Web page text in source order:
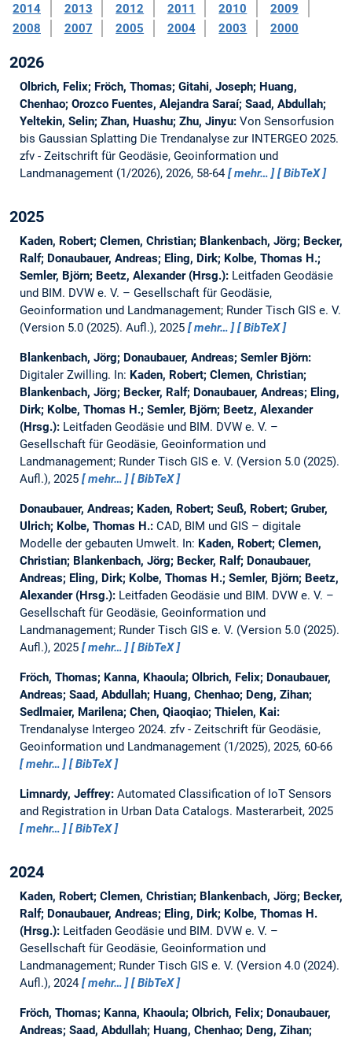
2014
2013 2012 2011 2010
2009
2008
2007 2005 2004 2003 2000
2026
Olbrich, Felix; Fröch, Thomas; Gitahi, Joseph; Huang,
Chenhao; Orozco Fuentes, Alejandra Saraí; Saad, Abdullah;
Yeltekin, Selin; Zhan, Huashu; Zhu, Jinyu: Von Sensorfusion
bis Gaussian Splatting Die Trendanalyse zur INTERGEO 2025.
zfv - Zeitschrift für Geodäsie, Geoinformation und
Landmanagement (1/2026), 2026, 58-64
mehr… BibTeX
2025
Kaden, Robert; Clemen, Christian; Blankenbach, Jörg; Becker,
Ralf; Donaubauer, Andreas; Eling, Dirk; Kolbe, Thomas H.;
Semler, Björn; Beetz, Alexander (Hrsg.): Leitfaden Geodäsie
und BIM. DVW e. V. – Gesellschaft für Geodäsie,
Geoinformation und Landmanagement; Runder Tisch GIS e. V.
(Version 5.0 (2025). Aufl.), 2025
mehr… BibTeX
Blankenbach, Jörg; Donaubauer, Andreas; Semler Björn:
Digitaler Zwilling. In: Kaden, Robert; Clemen, Christian;
Blankenbach, Jörg; Becker, Ralf; Donaubauer, Andreas; Eling,
Dirk; Kolbe, Thomas H.; Semler, Björn; Beetz, Alexander
(Hrsg.): Leitfaden Geodäsie und BIM. DVW e. V. –
Gesellschaft für Geodäsie, Geoinformation und
Landmanagement; Runder Tisch GIS e. V. (Version 5.0 (2025).
Aufl.), 2025
mehr… BibTeX
Donaubauer, Andreas; Kaden, Robert; Seuß, Robert; Gruber,
Ulrich; Kolbe, Thomas H.: CAD, BIM und GIS – digitale
Modelle der gebauten Umwelt. In: Kaden, Robert; Clemen,
Christian; Blankenbach, Jörg; Becker, Ralf; Donaubauer,
Andreas; Eling, Dirk; Kolbe, Thomas H.; Semler, Björn; Beetz,
Alexander (Hrsg.): Leitfaden Geodäsie und BIM. DVW e. V. –
Gesellschaft für Geodäsie, Geoinformation und
Landmanagement; Runder Tisch GIS e. V. (Version 5.0 (2025).
Aufl.), 2025
mehr… BibTeX
Fröch, Thomas; Kanna, Khaoula; Olbrich, Felix; Donaubauer,
Andreas; Saad, Abdullah; Huang, Chenhao; Deng, Zihan;
Sedlmaier, Marilena; Chen, Qiaoqiao; Thielen, Kai:
Trendanalyse Intergeo 2024. zfv - Zeitschrift für Geodäsie,
Geoinformation und Landmanagement (1/2025), 2025, 60-66
mehr…
BibTeX
Limnardy, Jeffrey: Automated Classification of IoT Sensors
and Registration in Urban Data Catalogs. Masterarbeit, 2025
mehr…
BibTeX
2024
Kaden, Robert; Clemen, Christian; Blankenbach, Jörg; Becker,
Ralf; Donaubauer, Andreas; Eling, Dirk; Kolbe, Thomas H.
(Hrsg.): Leitfaden Geodäsie und BIM. DVW e. V. –
Gesellschaft für Geodäsie, Geoinformation und
Landmanagement; Runder Tisch GIS e. V. (Version 4.0 (2024).
Aufl.), 2024
mehr… BibTeX
Fröch, Thomas; Kanna, Khaoula; Olbrich, Felix; Donaubauer,
Andreas; Saad, Abdullah; Huang, Chenhao; Deng, Zihan;